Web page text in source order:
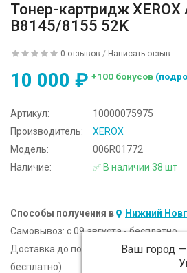
Тонер-картридж XEROX
B8145/8155 52K
0 отзывов / Написать отзыв
10 000 ₽ +100 бонусов
Артикул:
10000075975
Производитель:
XEROX
Модель:
006R01772
Наличие:
✅ В наличии 38 шт
Способы получения в Нижний
Ваш город —
Самовывоз: c 09 августа - бесплатно
Доставка до подъезда:
c 09 августа
бесплатно)